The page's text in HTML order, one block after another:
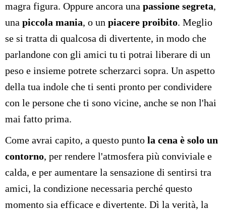
magra figura. Oppure ancora una passione segreta,
una piccola mania, o un piacere proibito. Meglio
se si tratta di qualcosa di divertente, in modo che
parlandone con gli amici tu ti potrai liberare di un
peso e insieme potrete scherzarci sopra. Un aspetto
della tua indole che ti senti pronto per condividere
con le persone che ti sono vicine, anche se non l'hai
mai fatto prima.
Come avrai capito, a questo punto la cena è solo un
contorno, per rendere l'atmosfera più conviviale e
calda, e per aumentare la sensazione di sentirsi tra
amici, la condizione necessaria perché questo
momento sia efficace e divertente. Dì la verità, la